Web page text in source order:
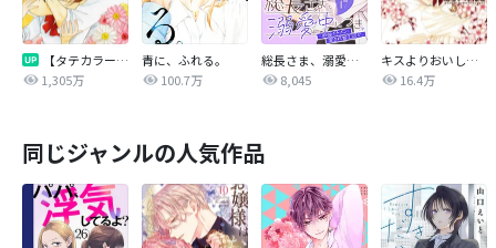
【タテカラー版】なまいきざかり。
1,305万
青に、ふれる。
100.7万
総長さま、溺愛中につき。～最強イケメンと愛され寮生活！？～ 分冊版
8,045
キスよりおいしいっ！
16.4万
同じジャンルの人気作品